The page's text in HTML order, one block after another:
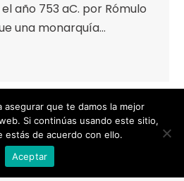
año 753 aC. por Rómulo
una monarquía…
Animation Graphics
|COOKIES |
asegurar que te damos la mejor
Si continúas usando este sitio,
estás de acuerdo con ello.
Aceptar